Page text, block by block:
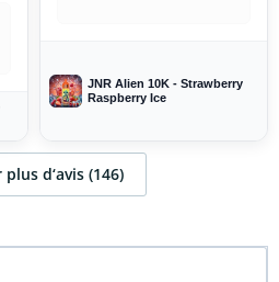
JNR Alien 10K - Strawberry
Raspberry Ice
d‘avis (146)